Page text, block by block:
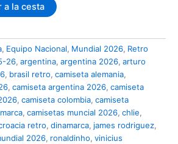
a la cesta
, Equipo Nacional, Mundial 2026, Retro
26, argentina, argentina 2026, arturo
, brasil retro, camiseta alemania,
, camiseta argentina 2026, camiseta
, camiseta colombia, camiseta
, camisetas muncial 2026, chlie,
retro, dinamarca, james rodriguez,
2026, ronaldinho, vinicius